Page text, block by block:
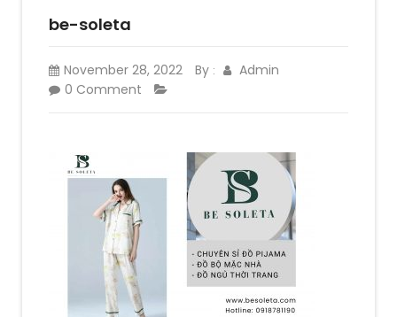
be-soleta
November 28, 2022 By :
Admin
0 Comment